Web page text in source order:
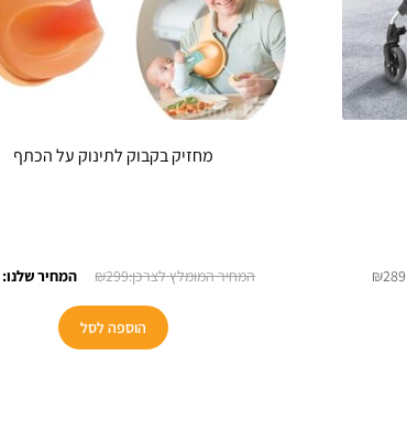
₪289 המחיר
מחזיק בקבוק לתינוק על הכתף
₪299
המחיר
היה:
₪299.
הוספה לסל